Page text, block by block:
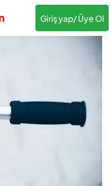
Giriş yap/ Üye Ol